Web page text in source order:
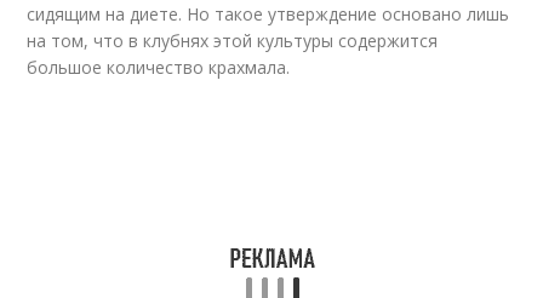
сидящим на диете. Но такое утверждение основано лишь
на том, что в клубнях этой культуры содержится
большое количество крахмала.